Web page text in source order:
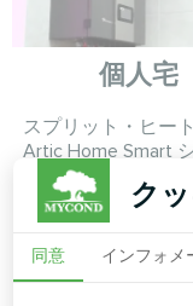
個人宅
スプリット・ヒー
Artic Home Smart
ク
同意 インフォメ